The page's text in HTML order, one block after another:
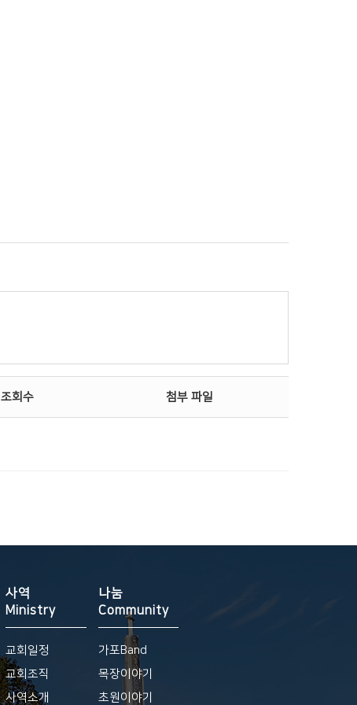
조회수 첨부 파일
사역
Ministry
교회일정
교회조직
사역소개
나눔
Community
가포Band
목장이야기
초원이야기